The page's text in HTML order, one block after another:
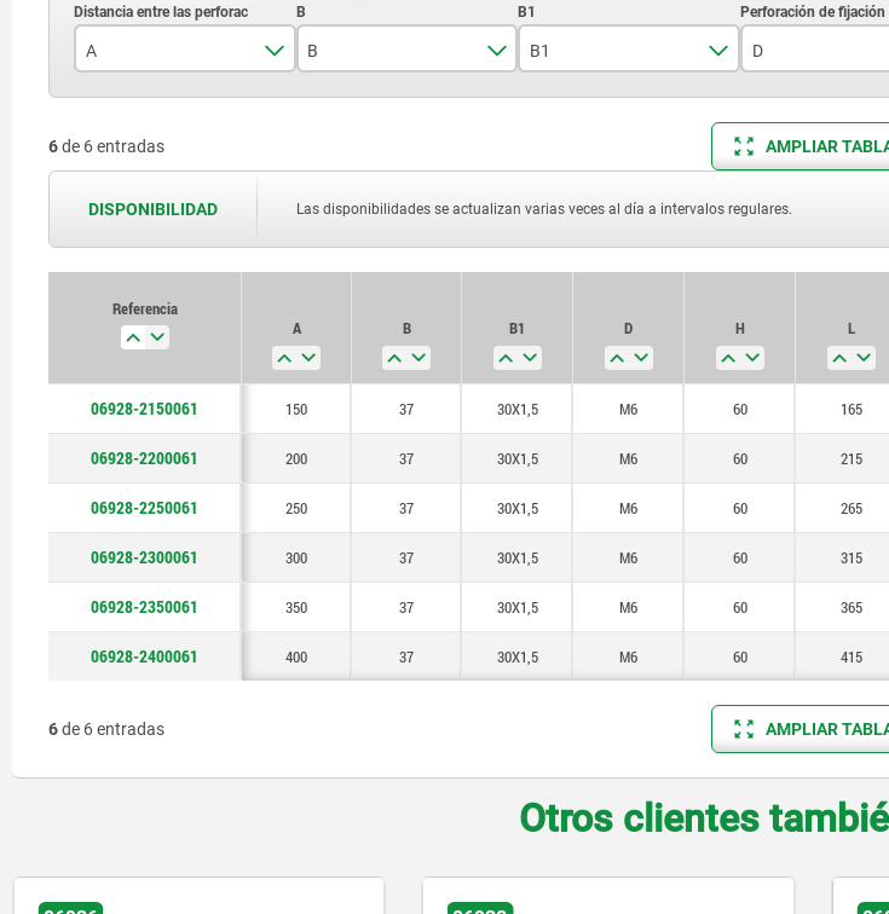
A
150
200
300
400
B
37
B1
30X1,5
D
M6
6de 6 entradas AMPLIAR
DISPONIBILIDAD Las disponibilidades se actualizan varias veces al día a intervalos regulares.
Referencia
A
B B1 D H L
06928-2150061 150 37 30X1,5 M6 60 165
06928-2200061 200 37 30X1,5 M6 60 215
06928-2250061 250 37 30X1,5 M6 60 265
06928-2300061 300 37 30X1,5 M6 60 315
06928-2350061 350 37 30X1,5 M6 60 365
06928-2400061 400 37 30X1,5 M6 60 415
6de 6 entradas AMPLIAR
Otros clientes